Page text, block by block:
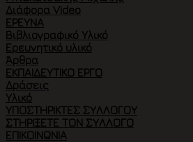
Διάφορα Video
ΈΡΕΥΝΑ
Βιβλιογραφικό Υλικό
Ερευνητικό υλικό
Άρθρα
ΕΚΠΑΙΔΕΥΤΙΚΌ ΈΡΓΟ
Δράσεις
Υλικό
ΥΠΟΣΤΗΡΙΚΤΈΣ ΣΥΛΛΌΓΟΥ
ΣΤΗΡΊΞΕΤΕ ΤΟΝ ΣΎΛΛΟΓΟ
ΕΠΙΚΟΙΝΩΝΊΑ